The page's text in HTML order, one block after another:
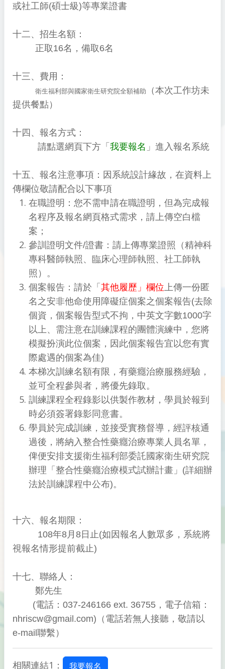
或社工師(碩士級)等專業證書
十二、招生名額：
正取16名，備取6名
十三、費用：
衛生福利部與國家衛生研究院全額補助
（本次工作坊未
提供餐點）
十四、報名方式：
請點選網頁下方「 我要報名 」進入報名系統
十五、報名注意事項：因系統設計緣故，在資料上
傳欄位敬請配合以下事項
在職證明：您不需申請在職證明，但為完成報
名程序及報名網頁格式需求，請上傳空白檔
案；
參訓證明文件/證書：請上傳專業證照（精神科
專科醫師執照、臨床心理師執照、社工師執
照）。
個案報告：請於「 其他履歷」欄位 上傳一份匿
名之安非他命使用障礙症個案之個案報告(去除
個資，個案報告型式不拘，中英文字數1000字
以上、需注意在訓練課程的團體演練中，您將
模擬扮演此位個案，因此個案報告宜以您有實
際處遇的個案為佳)
本梯次訓練名額有限，有藥癮治療服務經驗，
並可全程參與者，將優先錄取。
訓練課程全程錄影以供製作教材，學員於報到
時必須簽署錄影同意書。
學員於完成訓練，並接受實務督導，經評核通
過後，將納入整合性藥癮治療專業人員名單，
俾便安排支援衛生福利部委託國家衛生研究院
辦理「整合性藥癮治療模式試辦計畫」(詳細辦
法於訓練課程中公布)。
十六、報名期限：
108年8月8日止(如因報名人數眾多，系統將
視報名情形提前截止)
十七、聯絡人：
鄭先生
(電話：037-246166 ext. 36755，電子信箱：
nhriscw@gmail.com)（電話若無人接聽，敬請以
e-mail聯繫）
相關連結1： 我要報名